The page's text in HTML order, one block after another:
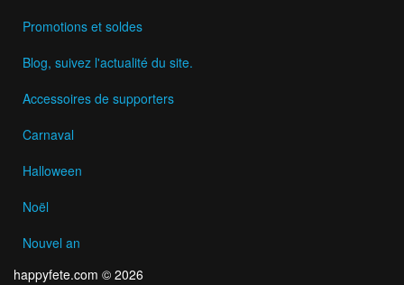
Promotions et soldes
Blog, suivez l'actualité du site.
Accessoires de supporters
Carnaval
Halloween
Noël
Nouvel an
happyfete.com © 2026